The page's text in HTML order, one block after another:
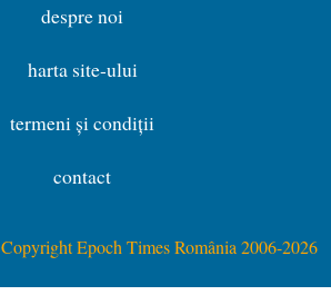
despre noi
harta site-ului
termeni și condiții
contact
Copyright Epoch Times România 2006-2026